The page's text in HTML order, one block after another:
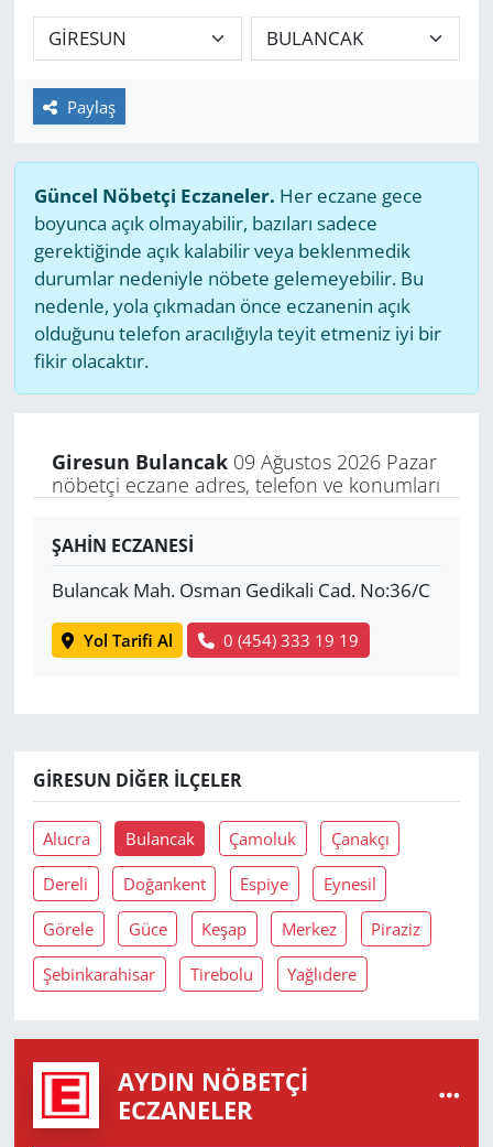
Paylaş
Güncel Nöbetçi Eczaneler. Her eczane gece
boyunca açık olmayabilir, bazıları sadece
gerektiğinde açık kalabilir veya beklenmedik
durumlar nedeniyle nöbete gelemeyebilir. Bu
nedenle, yola çıkmadan önce eczanenin açık
olduğunu telefon aracılığıyla teyit etmeniz iyi bir
fikir olacaktır.
Giresun Bulancak09 Ağustos 2026 Pazar
nöbetçi eczane adres, telefon ve konumları
ŞAHİN ECZANESİ
Bulancak Mah. Osman Gedikali Cad. No:36/C
Yol Tarifi Al 0 (454) 333 19 19
GIRESUN DIĞER İLÇELER
Alucra Bulancak Çamoluk Çanakçı
Dereli Doğankent Espiye Eynesil
Görele Güce Keşap Merkez Piraziz
Şebinkarahisar Tirebolu Yağlıdere
AYDIN NÖBETÇI
ECZANELER
GÜNDEM
HABERDE İNSAN
MAGAZİN
POLİTİKA
RESMİ İLANLAR
SAĞLIK
SPOR
Yerel